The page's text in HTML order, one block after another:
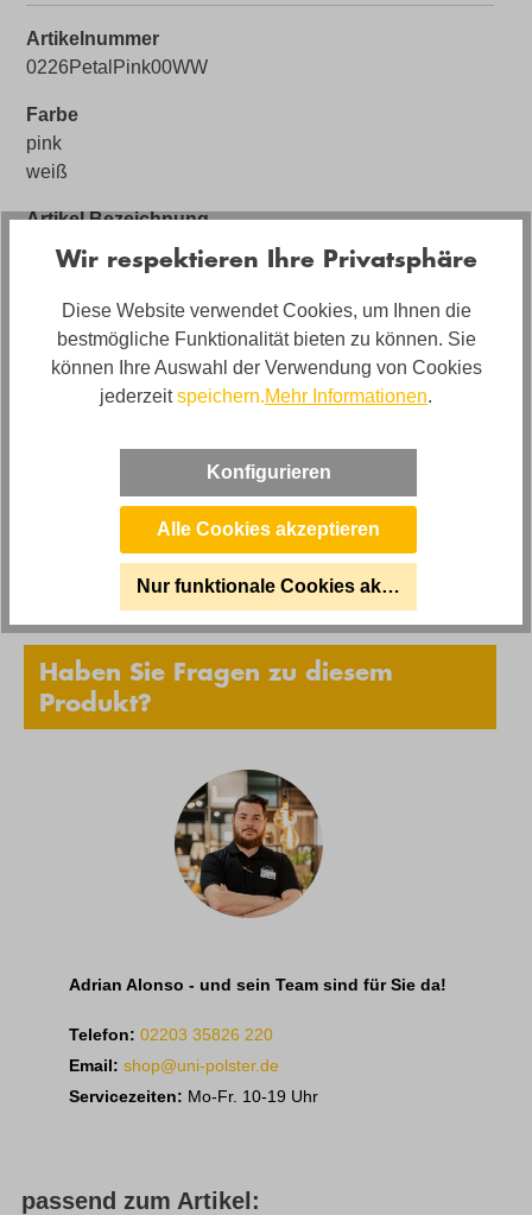
Artikelnummer
0226PetalPink00WW
Farbe
pink
weiß
Artikel Bezeichnung
KARE X KARIM RASHID Beistelltisch Petal Pink
Breite: ca. 60cm, Tiefe: ca. 60cm, Höhe: ca. 60cm
Marke
Bewertungen
Anleitungen und Sicherheit
Haben Sie Fragen zu diesem
Produkt?
Adrian Alonso - und sein Team sind für Sie da!
Telefon: 02203 35826 220
Email: shop@uni-polster.de
Servicezeiten: Mo-Fr. 10-19 Uhr
passend zum Artikel:
Wir respektieren Ihre Privatsphäre
Diese Website verwendet Cookies, um Ihnen die
bestmögliche Funktionalität bieten zu können. Sie
können Ihre Auswahl der Verwendung von Cookies
jederzeitspeichern.Mehr Informationen.
Konfigurieren
Alle Cookies akzeptieren
Nur funktionale Cookies akzeptieren